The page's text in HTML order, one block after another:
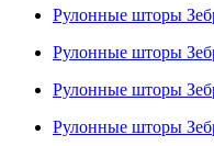
Рулонные шторы
Рулонные шторы
Рулонные шторы
Рулонные шторы